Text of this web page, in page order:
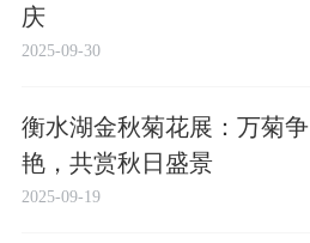
庆
2025-09-30
衡水湖金秋菊花展：万菊争
艳，共赏秋日盛景
2025-09-19